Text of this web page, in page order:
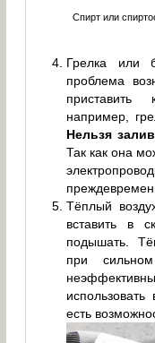
Спирт или
Грелка или
проблема
например,
Нельзя
Так как она
Тёплый
вставить в
подышать.
при
есть